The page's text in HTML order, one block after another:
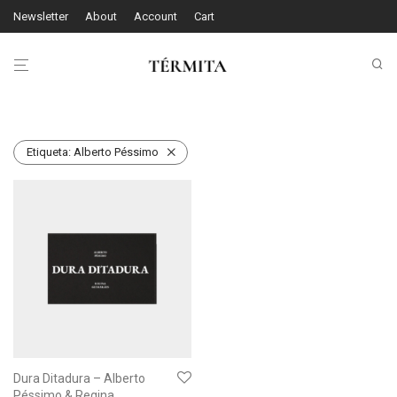
Newsletter About Account Cart
Etiqueta: Alberto Péssimo
Dura Ditadura – Alberto